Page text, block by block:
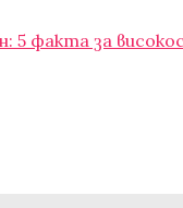
5 факта за